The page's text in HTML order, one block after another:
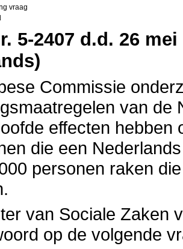
vraag
5-2407 d.d. 26
Commissie
van de
effecten hebben
die een
personen raken
van Sociale Zaken
op de volgende